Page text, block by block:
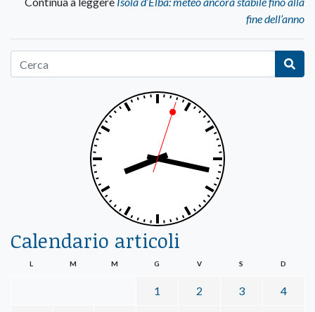
fine dell’anno
Calendario articoli
L M M G V S D
1 2 3 4